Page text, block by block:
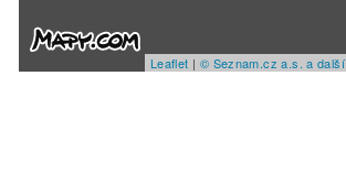
Leaflet | © Seznam.cz a.s. a další